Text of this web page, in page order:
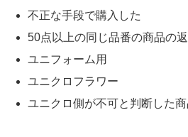
不正な手段で購入した
50点以上の同じ品番の商品の
ユニフォーム用
ユニクロフラワー
ユニクロ側が不可と判断した商